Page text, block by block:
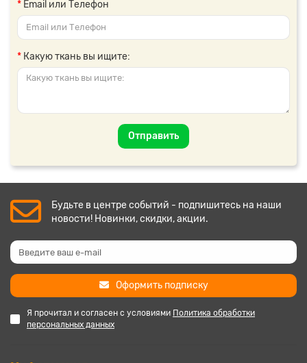
Email или Телефон
Какую ткань вы ищите:
Отправить
Будьте в центре событий - подпишитесь на наши
новости! Новинки, скидки, акции.
Оформить подписку
Я прочитал и согласен с условиями Политика обработки
персональных данных